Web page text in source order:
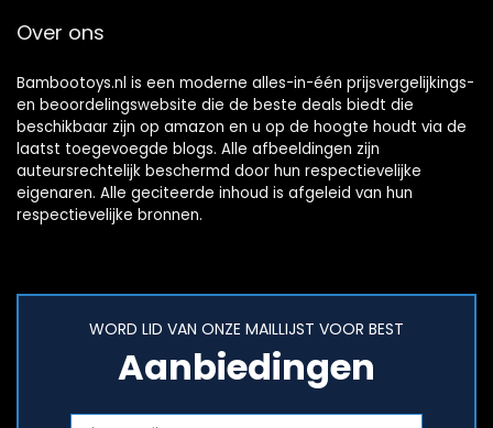
Over ons
Bambootoys.nl is een moderne alles-in-één prijsvergelijkings-
en beoordelingswebsite die de beste deals biedt die
beschikbaar zijn op amazon en u op de hoogte houdt via de
laatst toegevoegde blogs. Alle afbeeldingen zijn
auteursrechtelijk beschermd door hun respectievelijke
eigenaren. Alle geciteerde inhoud is afgeleid van hun
respectievelijke bronnen.
WORD LID VAN ONZE MAILLIJST VOOR BEST
Aanbiedingen